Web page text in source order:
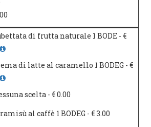
di frutta naturale 1 BODE - €
di latte al caramello 1 BODEG - €
scelta - € 0.00
al caffè 1 BODEG - € 3.00